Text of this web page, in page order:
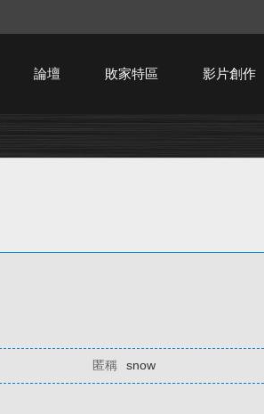
論壇 敗家特區 影片創作
匿稱 snow